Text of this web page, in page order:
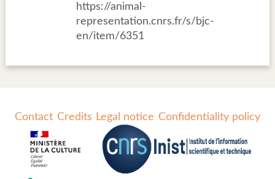
https://animal-
representation.cnrs.fr/s/bjc-
en/item/6351
Contact Credits Legal notice Confidentiality policy